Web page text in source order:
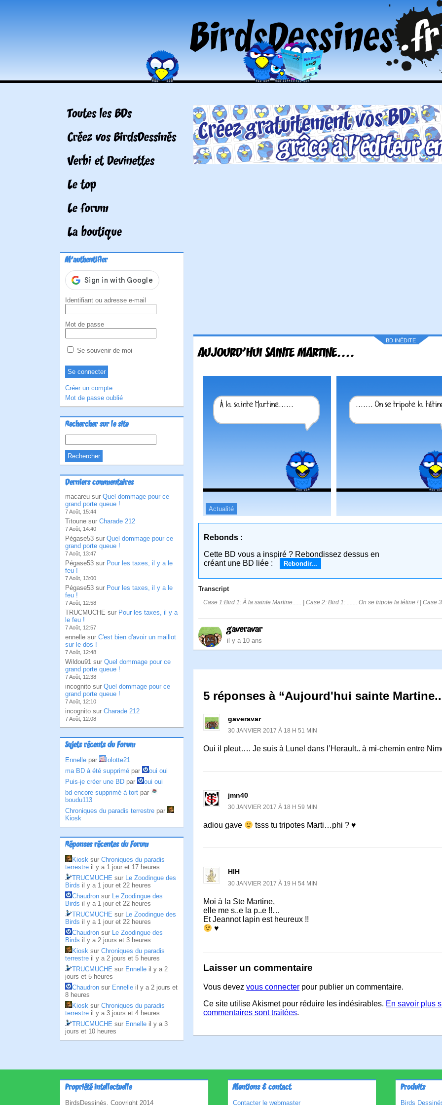
Toutes les BDs
Créez vos BirdsDessinés
Verbi et Devinettes
Le top
Le forum
La boutique
M'authentifier
Identifiant ou adresse e-mail
Mot de passe
Se souvenir de moi
Créer un compte
Mot de passe oublié
Rechercher sur le site
Derniers commentaires
macareu sur Quel dommage pour ce
grand porte queue !
7 Août, 15:44
Titoune sur Charade 212
7 Août, 14:40
Pégase53 sur Quel dommage pour ce
grand porte queue !
7 Août, 13:47
Pégase53 sur Pour les taxes, il y a le
feu !
7 Août, 13:00
Pégase53 sur Pour les taxes, il y a le
feu !
7 Août, 12:58
TRUCMUCHE sur Pour les taxes, il y a
le feu !
7 Août, 12:57
ennelle sur C'est bien d'avoir un maillot
sur le dos !
7 Août, 12:48
Wildou91 sur Quel dommage pour ce
grand porte queue !
7 Août, 12:38
incognito sur Quel dommage pour ce
grand porte queue !
7 Août, 12:10
incognito sur Charade 212
7 Août, 12:08
Sujets récents du Forum
Ennelle par
lolotte21
ma BD à été supprimé par
oui oui
Puis-je créer une BD par
oui oui
bd encore supprimé à tort par
boudu113
Chroniques du paradis terrestre par
Kiosk
Réponses récentes du Forum
Kiosk sur Chroniques du paradis
terrestre il y a 1 jour et 17 heures
TRUCMUCHE sur Le Zoodingue des
Birds il y a 1 jour et 22 heures
Chaudron sur Le Zoodingue des
Birds il y a 1 jour et 22 heures
TRUCMUCHE sur Le Zoodingue des
Birds il y a 1 jour et 22 heures
Chaudron sur Le Zoodingue des
Birds il y a 2 jours et 3 heures
Kiosk sur Chroniques du paradis
terrestre il y a 2 jours et 5 heures
TRUCMUCHE sur Ennelle il y a 2
jours et 5 heures
Chaudron sur Ennelle il y a 2 jours et
8 heures
Kiosk sur Chroniques du paradis
terrestre il y a 3 jours et 4 heures
TRUCMUCHE sur Ennelle il y a 3
jours et 10 heures
BD INÉDITE
AUJOURD'HUI SAINTE MARTINE....
Actualité
Rebonds :
Cette BD vous a inspiré ? Rebondissez dessus en
créant une BD liée :
Rebondir...
Transcript
Case 1:Bird 1: À la sainte Martine...... | Case 2: Bird 1: ....... On se tripote la tétine ! | Case
gaveravar
il y a 10 ans
5 réponses à “Aujourd'hui sainte
gaveravar
30 JANVIER 2017 À 18 H 51 MIN
Oui il pleut…. Je suis à Lunel dans l’Herault.. à mi-chemin entre
jmn40
30 JANVIER 2017 À 18 H 59 MIN
adiou gave tsss tu tripotes Marti…phi ? ♥
HlH
30 JANVIER 2017 À 19 H 54 MIN
Moi à la Ste Martine,
elle me s..e la p..e !!…
Et Jeannot lapin est heureux !!
♥
Laisser un commentaire
Vous devez vous connecter pour publier un commentaire.
Ce site utilise Akismet pour réduire les indésirables. En savoir plus
commentaires sont traitées.
Propriété intellectuelle
BirdsDessinés, Copyright 2014
Mentions & contact
Contacter le webmaster
Produits
Birds